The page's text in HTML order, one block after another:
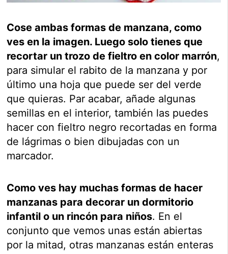
Cose ambas formas de manzana, como
ves en la imagen. Luego solo tienes que
recortar un trozo de fieltro en color marrón,
para simular el rabito de la manzana y por
último una hoja que puede ser del verde
que quieras. Par acabar, añade algunas
semillas en el interior, también las puedes
hacer con fieltro negro recortadas en forma
de lágrimas o bien dibujadas con un
marcador.
Como ves hay muchas formas de hacer
manzanas para decorar un dormitorio
infantil o un rincón para niños. En el
conjunto que vemos unas están abiertas
por la mitad, otras manzanas están enteras